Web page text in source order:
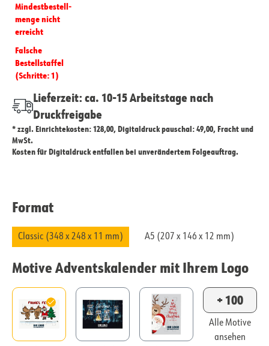
Mindest­­bestell­­
menge nicht
erreicht
Falsche
Bestellstaffel
(Schritte: 1)
Lieferzeit: ca. 10-15 Arbeitstage nach
Druckfreigabe
* zzgl. Einrichtekosten: 128,00, Digitaldruck pauschal: 49,00, Fracht und
MwSt.
Kosten für Digitaldruck entfallen bei unverändertem Folgeauftrag.
Format
Classic (348 x 248 x 11 mm) A5 (207 x 146 x 12 mm)
Motive Adventskalender mit Ihrem Logo
+ 100
Alle Motive
ansehen